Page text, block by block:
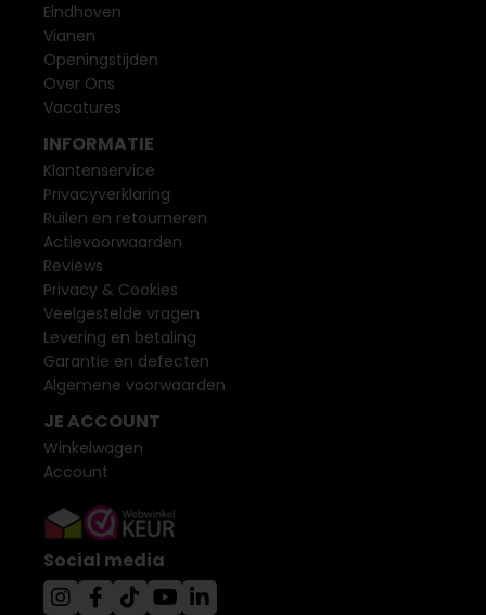
Eindhoven
Vianen
Openingstijden
Over Ons
Vacatures
INFORMATIE
Klantenservice
Privacyverklaring
Ruilen en retourneren
Actievoorwaarden
Reviews
Privacy & Cookies
Veelgestelde vragen
Levering en betaling
Garantie en defecten
Algemene voorwaarden
JE ACCOUNT
Winkelwagen
Account
Social media